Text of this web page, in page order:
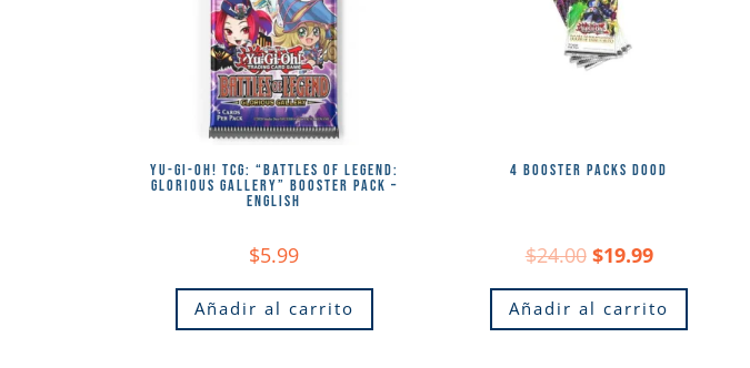
YU-GI-OH! TCG: “BATTLES OF LEGEND:
GLORIOUS GALLERY” BOOSTER PACK –
ENGLISH
$5.99
Añadir al carrito
4 BOOSTER PACKS DOOD
$24.00 Original
price
was:
$19.99Current
price
is:
Añadir al carrito